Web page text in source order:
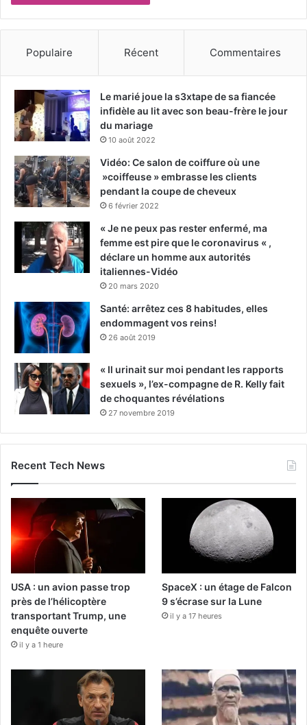
Populaire Récent Commentaires
Le marié joue la s3xtape de sa fiancée
infidèle au lit avec son beau-frère le jour
du mariage
10 août 2022
Vidéo: Ce salon de coiffure où une
»coiffeuse » embrasse les clients
pendant la coupe de cheveux
6 février 2022
« Je ne peux pas rester enfermé, ma
femme est pire que le coronavirus « ,
déclare un homme aux autorités
italiennes-Vidéo
20 mars 2020
Santé: arrêtez ces 8 habitudes, elles
endommagent vos reins!
26 août 2019
« Il urinait sur moi pendant les rapports
sexuels », l’ex-compagne de R. Kelly fait
de choquantes révélations
27 novembre 2019
Recent Tech News
USA : un avion passe trop
près de l’hélicoptère
transportant Trump, une
enquête ouverte
il y a 1 heure
SpaceX : un étage de Falcon
9 s’écrase sur la Lune
il y a 17 heures